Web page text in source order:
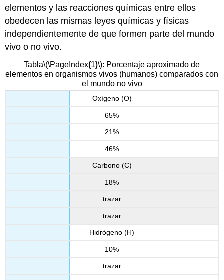
elementos y las reacciones químicas entre ellos
obedecen las mismas leyes químicas y físicas
independientemente de que formen parte del mundo
vivo o no vivo.
Tabla\(\PageIndex{1}\): Porcentaje aproximado de
elementos en organismos vivos (humanos) comparados con
el mundo no vivo
Oxígeno (O)
65%
21%
46%
Carbono (C)
18%
trazar
trazar
Hidrógeno (H)
10%
trazar